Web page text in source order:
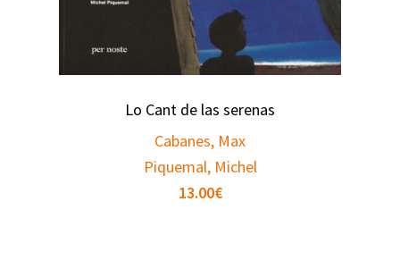
Lo Cant de las serenas
Cabanes, Max
Piquemal, Michel
13.00€